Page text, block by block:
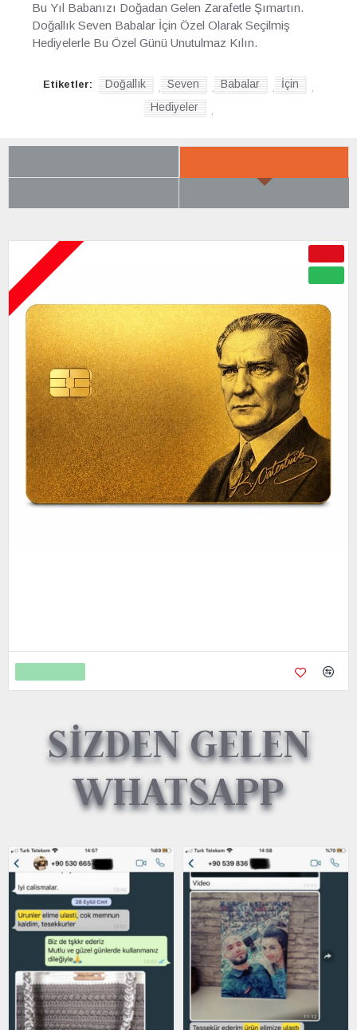
Bu Yıl Babanızı Doğadan Gelen Zarafetle Şımartın.
Doğallık Seven Babalar İçin Özel Olarak Seçilmiş
Hediyelerle Bu Özel Günü Unutulmaz Kılın.
Etiketler: Doğallık Seven Babalar İçin
Hediyeler
ÇOK YAKINDA
SİZDEN GELEN
WHATSAPP